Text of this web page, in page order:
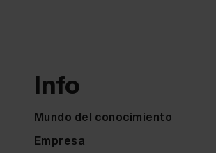
Info
Mundo del conocimiento
Empresa